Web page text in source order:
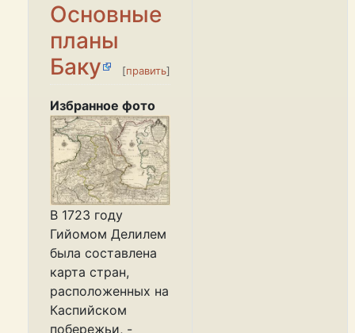
Основные
планы
Баку
[править]
Избранное фото
В 1723 году
Гийомом Делилем
была составлена
карта стран,
расположенных на
Каспийском
побережьи, -